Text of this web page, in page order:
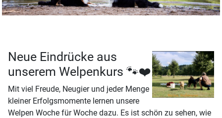
Neue Eindrücke aus
unserem Welpenkurs 🐾❤️
Mit viel Freude, Neugier und jeder Menge
kleiner Erfolgsmomente lernen unsere
Welpen Woche für Woche dazu. Es ist schön zu sehen, wie